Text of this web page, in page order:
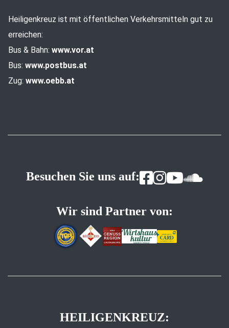
Heiligenkreuz ist mit öffentlichen Verkehrsmitteln gut zu
erreichen:
Bus & Bahn: www.vor.at
Bus: www.postbus.at
Zug: www.oebb.at
Besuchen Sie uns auf:
Wir sind Partner von:
HEILIGENKREUZ: